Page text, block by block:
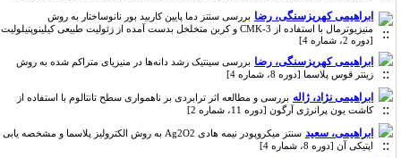
ابراهیمی کهریزسنگی، رضا بررسی سنتز دما پایین کاربید بور نانوساختار به روش
منیزیوترمال با استفاده از CMK-3 و کربن متخلخل بدست آمده از زئولیت طبیعی کیلینوپتیلولیت
[دوره 2، شماره 4]
ابراهیمی کهریزسنگی، رضا بررسی سینتیک رشد دانه‌ها در منیزیای متراکم شده به روش
زینتر قوس پلاسما [دوره 8، شماره 4]
ابراهیمی نژاد، ژاله
بررسی و مطالعه اثر ترابردی بر ناهمواری سطح تانتالوم با استفاده از
کاشت یون پرانرژی آرگون [دوره 11، شماره 2]
ابراهیمی، سعید
سنتز میکروپودر نیمه هادی Ag2O2 به روش الکترولیز پلاسما و مشخصه یابی
اپتیکی آن [دوره 8، شماره 4]